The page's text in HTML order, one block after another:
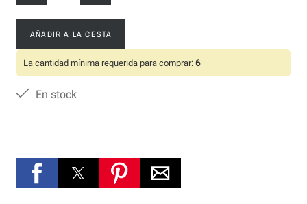
AÑADIR A LA CESTA
La cantidad mínima requerida para comprar: 6
En stock